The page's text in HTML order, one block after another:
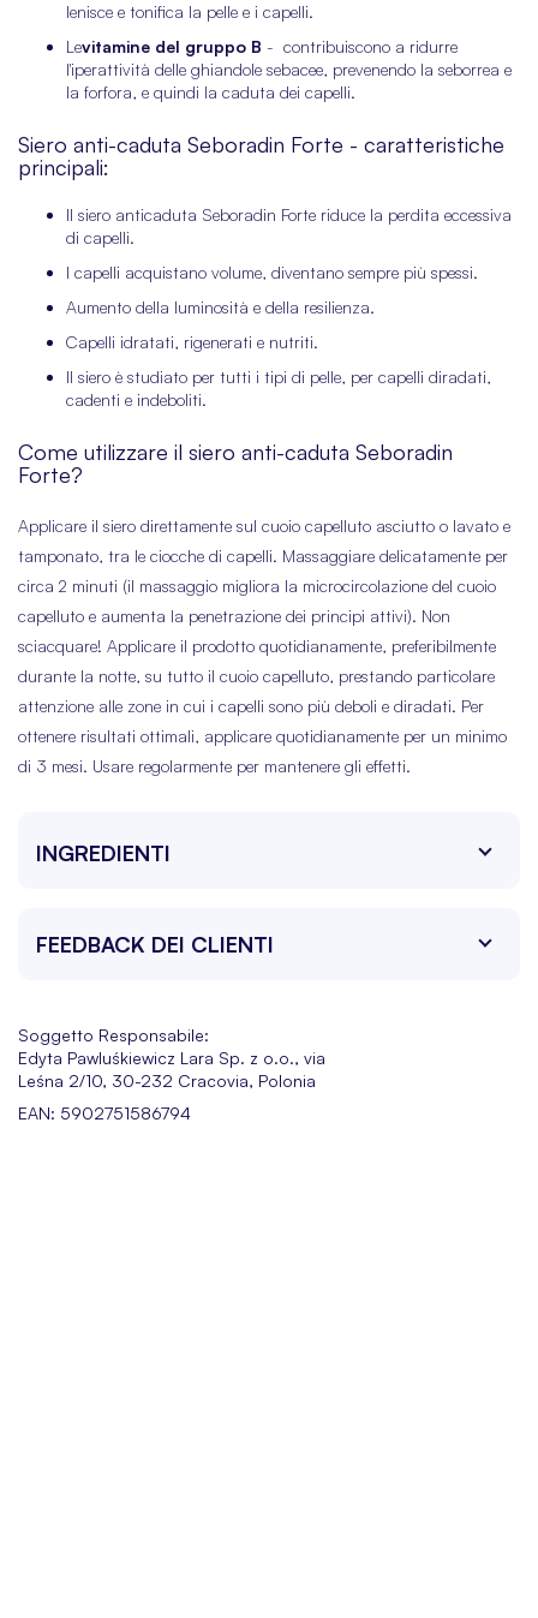
lenisce e tonifica la pelle e i capelli.
Levitamine del gruppo B - contribuiscono a ridurre
l'iperattività delle ghiandole sebacee, prevenendo la seborrea e
la forfora, e quindi la caduta dei capelli.
Siero anti-caduta Seboradin Forte - caratteristiche
principali:
Il siero anticaduta Seboradin Forte riduce la perdita eccessiva
di capelli.
I capelli acquistano volume, diventano sempre più spessi.
Aumento della luminosità e della resilienza.
Capelli idratati, rigenerati e nutriti.
Il siero è studiato per tutti i tipi di pelle, per capelli diradati,
cadenti e indeboliti.
Come utilizzare il siero anti-caduta Seboradin
Forte?
Applicare il siero direttamente sul cuoio capelluto asciutto o lavato e
tamponato, tra le ciocche di capelli. Massaggiare delicatamente per
circa 2 minuti (il massaggio migliora la microcircolazione del cuoio
capelluto e aumenta la penetrazione dei principi attivi). Non
sciacquare! Applicare il prodotto quotidianamente, preferibilmente
durante la notte, su tutto il cuoio capelluto, prestando particolare
attenzione alle zone in cui i capelli sono più deboli e diradati. Per
ottenere risultati ottimali, applicare quotidianamente per un minimo
di 3 mesi. Usare regolarmente per mantenere gli effetti.
INGREDIENTI
FEEDBACK DEI CLIENTI
Soggetto Responsabile:
Edyta Pawluśkiewicz Lara Sp. z o.o., via
Leśna 2/10, 30-232 Cracovia, Polonia
EAN: 5902751586794